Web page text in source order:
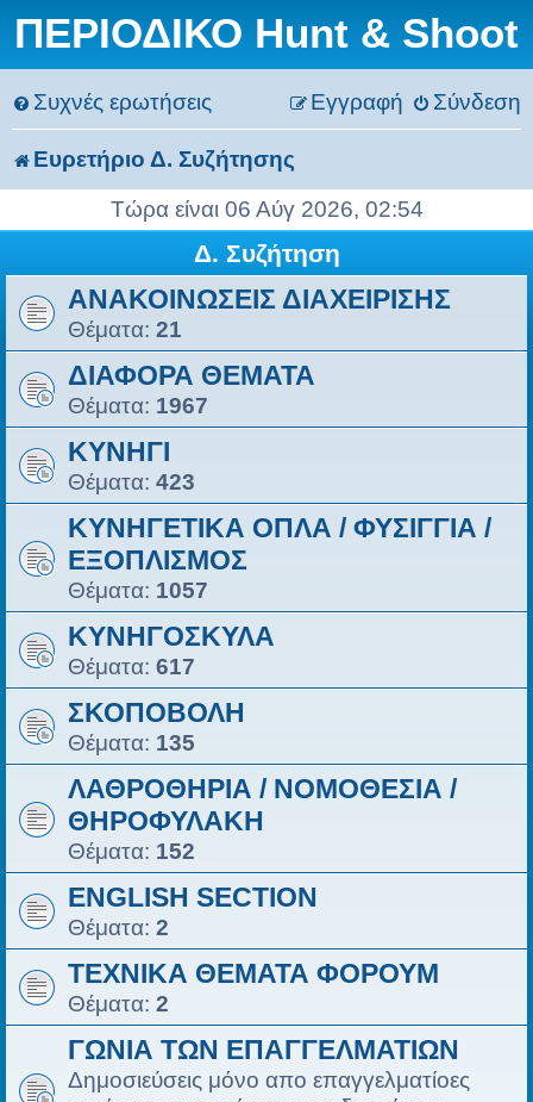
ΠΕΡΙΟΔΙΚΟ Hunt & Shoot
Συχνές ερωτήσεις Σύνδεση
Εγγραφή
Ευρετήριο Δ. Συζήτησης
Τώρα είναι 06 Αύγ 2026, 02:54
Δ. Συζήτηση
ΑΝΑΚΟΙΝΩΣΕΙΣ ΔΙΑΧΕΙΡΙΣΗΣ
Θέματα: 21
ΔΙΑΦΟΡΑ ΘΕΜΑΤΑ
Θέματα: 1967
ΚΥΝΗΓΙ
Θέματα: 423
ΚΥΝΗΓΕΤΙΚΑ ΟΠΛΑ / ΦΥΣIΓΓΙΑ /
ΕΞΟΠΛΙΣΜΟΣ
Θέματα: 1057
ΚΥΝΗΓΟΣΚΥΛΑ
Θέματα: 617
ΣΚΟΠΟΒΟΛΗ
Θέματα: 135
ΛΑΘΡΟΘΗΡΙΑ / ΝΟΜΟΘΕΣΙΑ /
ΘΗΡΟΦΥΛΑΚΗ
Θέματα: 152
ENGLISH SECTION
Θέματα: 2
ΤΕΧΝΙΚΑ ΘΕΜΑΤΑ ΦΟΡΟΥΜ
Θέματα: 2
ΓΩΝΙΑ ΤΩΝ ΕΠΑΓΓΕΛΜΑΤΙΩΝ
Δημοσιεύσεις μόνο απο επαγγελματίοες